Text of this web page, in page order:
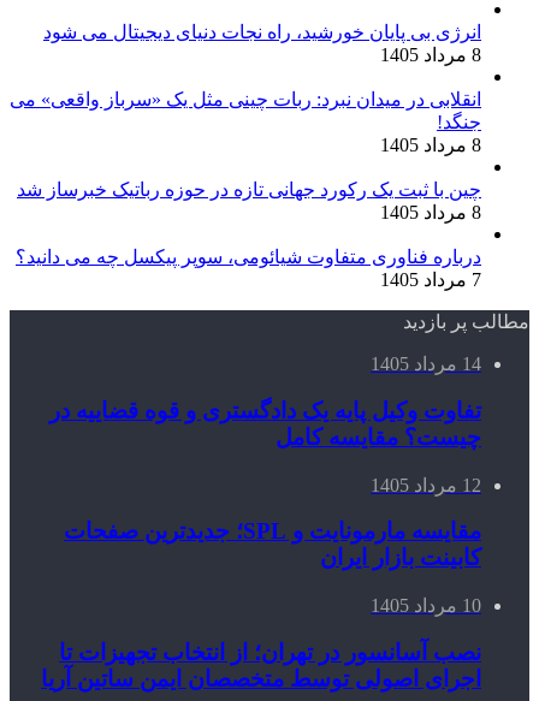
انرژی بی‌ پایان خورشید، راه نجات دنیای دیجیتال می شود
8 مرداد 1405
انقلابی در میدان نبرد: ربات چینی مثل یک «سرباز واقعی» می‌
جنگد!
8 مرداد 1405
چین با ثبت یک رکورد جهانی تازه در حوزه رباتیک خبرساز شد
8 مرداد 1405
درباره فناوری متفاوت شیائومی، سوپر پیکسل چه می دانید؟
7 مرداد 1405
مطالب پر بازدید
14 مرداد 1405
تفاوت وکیل پایه یک دادگستری و قوه قضاییه در
چیست؟ مقایسه کامل
12 مرداد 1405
مقایسه مارمونایت و SPL؛ جدیدترین صفحات
کابینت بازار ایران
10 مرداد 1405
نصب آسانسور در تهران؛ از انتخاب تجهیزات تا
اجرای اصولی توسط متخصصان ایمن ساتین آریا